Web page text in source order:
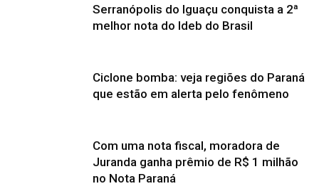
Serranópolis do Iguaçu conquista a 2ª
melhor nota do Ideb do Brasil
Ciclone bomba: veja regiões do Paraná
que estão em alerta pelo fenômeno
Com uma nota fiscal, moradora de
Juranda ganha prêmio de R$ 1 milhão
no Nota Paraná